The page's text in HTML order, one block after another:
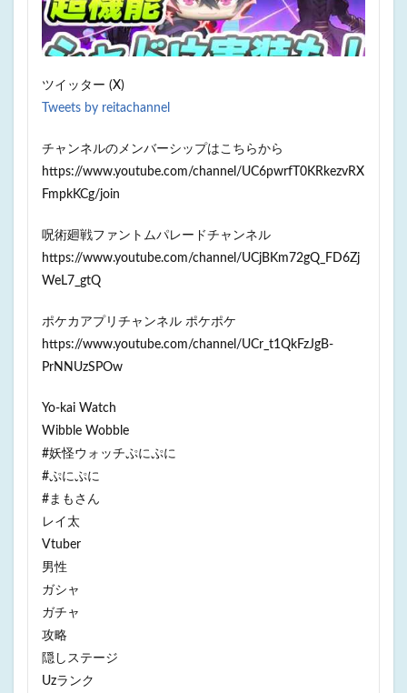
ツイッター (X)
Tweets by reitachannel
チャンネルのメンバーシップはこちらから
https://www.youtube.com/channel/UC6pwrfT0KRkezvRX
FmpkKCg/join
呪術廻戦ファントムパレードチャンネル
https://www.youtube.com/channel/UCjBKm72gQ_FD6Zj
WeL7_gtQ
ポケカアプリチャンネル ポケポケ
https://www.youtube.com/channel/UCr_t1QkFzJgB-
PrNNUzSPOw
Yo-kai Watch
Wibble Wobble
#妖怪ウォッチぷにぷに
#ぷにぷに
#まもさん
レイ太
Vtuber
男性
ガシャ
ガチャ
攻略
隠しステージ
Uzランク